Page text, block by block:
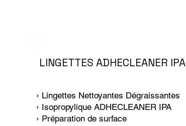
› Lingettes Nettoyantes Dégraissantes
› Isopropylique ADHECLEANER IPA
› Préparation de surface
LINGETTES ADHECLEANER IPA